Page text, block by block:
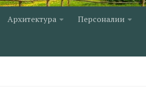
Архитектура Персоналии